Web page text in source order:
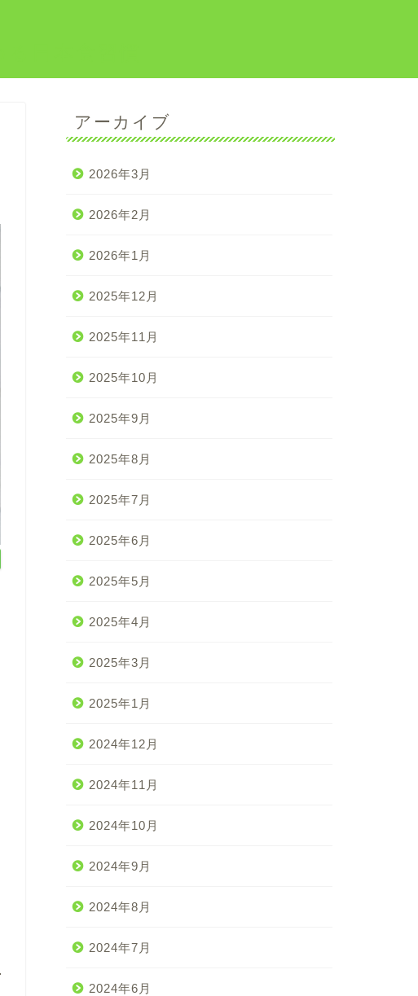
アーカイブ
2026年3月
2026年2月
2026年1月
2025年12月
2025年11月
2025年10月
2025年9月
2025年8月
2025年7月
2025年6月
2025年5月
2025年4月
2025年3月
2025年1月
2024年12月
2024年11月
2024年10月
2024年9月
2024年8月
2024年7月
2024年6月